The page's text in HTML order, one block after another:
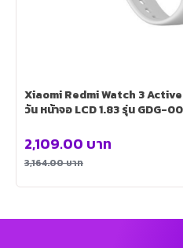
Xiaomi Redmi Watch 3
วัน หน้าจอ LCD 1.83 รุ่น GDG-
3,164.00บาท
2,109.00 บาท